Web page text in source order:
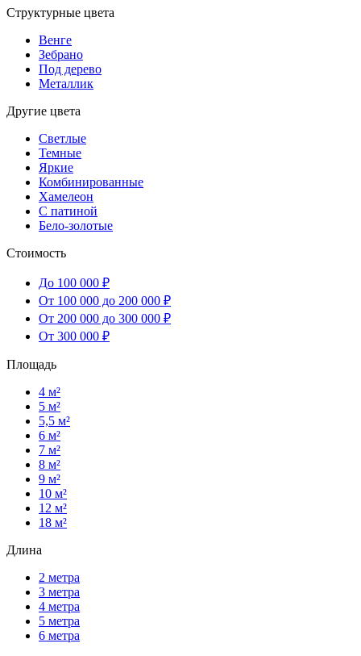
Структурные цвета
Венге
Зебрано
Под дерево
Металлик
Другие цвета
Светлые
Темные
Яркие
Комбинированные
Хамелеон
С патиной
Бело-золотые
Стоимость
До 100 000 ₽
От 100 000 до 200 000 ₽
От 200 000 до 300 000 ₽
От 300 000 ₽
Площадь
4 м²
5 м²
5,5 м²
6 м²
7 м²
8 м²
9 м²
10 м²
12 м²
18 м²
Длина
2 метра
3 метра
4 метра
5 метра
6 метра